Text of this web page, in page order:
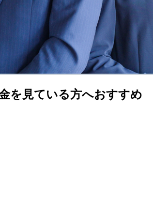
を見ている方へおすすめ